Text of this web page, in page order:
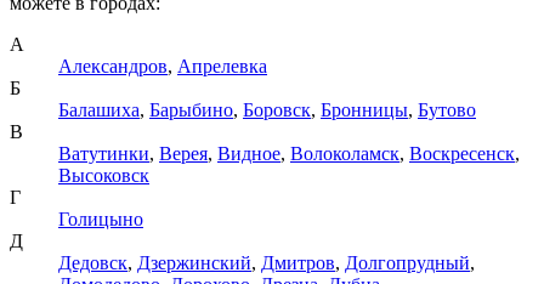
А
Александров, Апрелевка
Б
Балашиха, Барыбино, Боровск, Бронницы, Бутово
В
Ватутинки, Верея, Видное, Волоколамск, Воскресенск,
Высоковск
Г
Голицыно
Д
Дедовск, Дзержинский, Дмитров, Долгопрудный,